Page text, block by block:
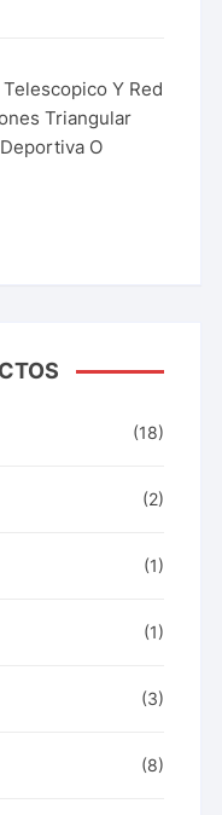
Y Red
Triangular
O
(18)
(2)
(1)
(1)
(3)
(8)